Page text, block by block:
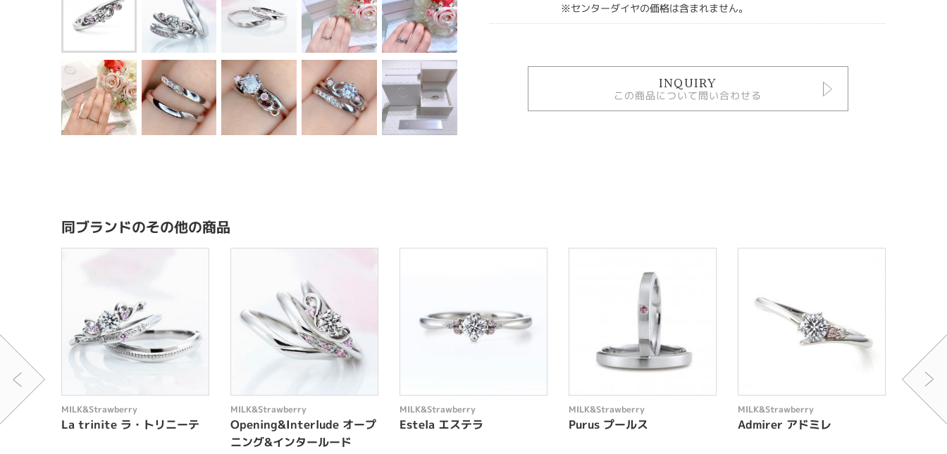
※センターダイヤの価格は含まれません。
INQUIRY
この商品について問い合わせる
同ブランドのその他の商品
MILK&Strawberry
La trinite ラ・トリニーテ
MILK&Strawberry
Opening&Interlude オープ
ニング&インタールード
MILK&Strawberry
Estela エステラ
MILK&Strawberry
Purus プールス
MILK&Strawberry
Admirer アドミレ ouge